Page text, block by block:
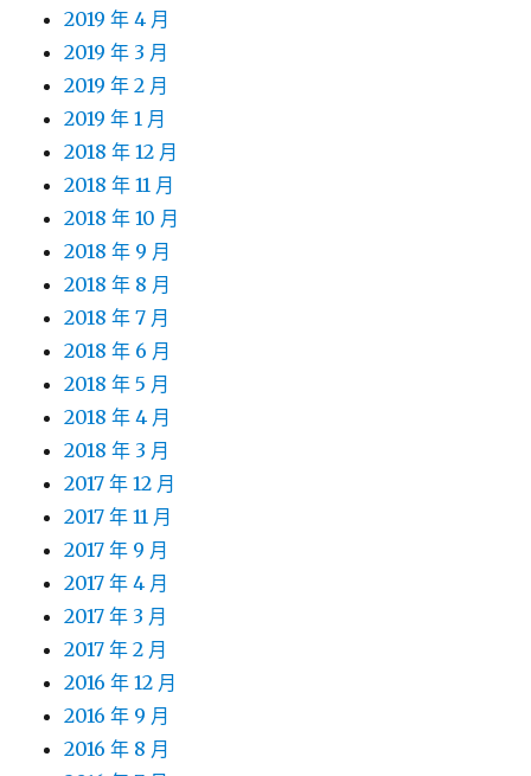
2019 年 4 月
2019 年 3 月
2019 年 2 月
2019 年 1 月
2018 年 12 月
2018 年 11 月
2018 年 10 月
2018 年 9 月
2018 年 8 月
2018 年 7 月
2018 年 6 月
2018 年 5 月
2018 年 4 月
2018 年 3 月
2017 年 12 月
2017 年 11 月
2017 年 9 月
2017 年 4 月
2017 年 3 月
2017 年 2 月
2016 年 12 月
2016 年 9 月
2016 年 8 月